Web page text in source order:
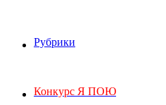
Рубрики
Конкурс Я ПОЮ